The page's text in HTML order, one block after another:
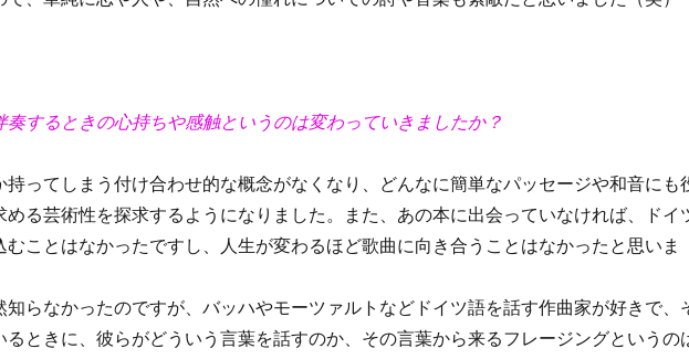
するときの心持ちや感触というのは変わっていきましたか？
持ってしまう付け合わせ的な概念がなくなり、どんなに簡単なパッセージや和音にも
る芸術性を探求するようになりました。また、あの本に出会っていなければ、ドイ
ことはなかったですし、人生が変わるほど歌曲に向き合うことはなかったと思いま
らなかったのですが、バッハやモーツァルトなどドイツ語を話す作曲家が好きで、
るときに、彼らがどういう言葉を話すのか、その言葉から来るフレージングというの